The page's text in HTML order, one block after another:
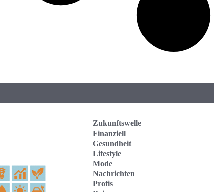
Zukunftswelle
Finanziell
Gesundheit
Lifestyle
Mode
Nachrichten
Profis